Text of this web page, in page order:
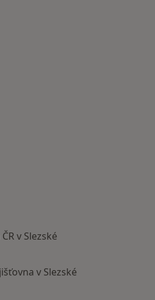
v Slezské
v Slezské